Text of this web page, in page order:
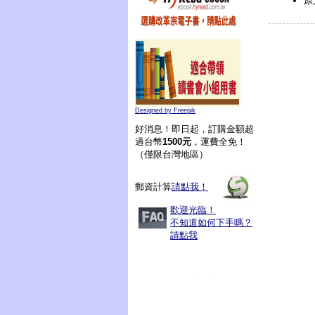
Designed by Freepik
好消息！即日起，訂購金額超
過台幣1500元 ，運費全免！
（僅限台灣地區）
郵資計算請點我！
歡迎光臨！
不知道如何下手嗎？
請點我